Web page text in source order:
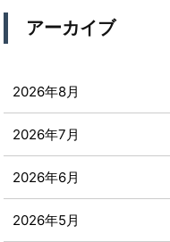
アーカイブ
2026年8月
2026年7月
2026年6月
2026年5月